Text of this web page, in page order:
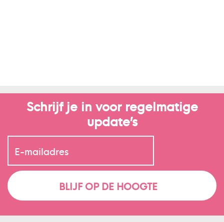
Schrijf je in voor regelmatige
update’s